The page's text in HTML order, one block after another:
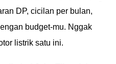
DP, cicilan per bulan,
budget-mu. Nggak
listrik satu ini.